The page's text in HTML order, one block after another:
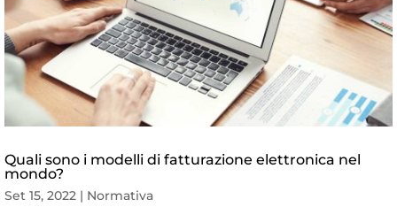
Quali sono i modelli di fatturazione elettronica nel
mondo?
Set 15, 2022 | Normativa